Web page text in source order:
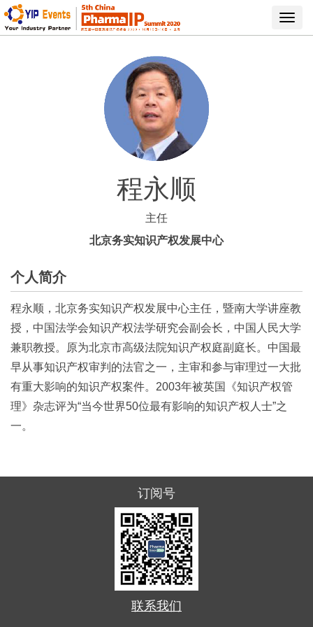
程永顺
主任
北京务实知识产权发展中心
个人简介
程永顺，北京务实知识产权发展中心主任，暨南大学讲座教
授，中国法学会知识产权法学研究会副会长，中国人民大学
兼职教授。原为北京市高级法院知识产权庭副庭长。中国最
早从事知识产权审判的法官之一，主审和参与审理过一大批
有重大影响的知识产权案件。2003年被英国《知识产权管
理》杂志评为“当今世界50位最有影响的知识产权人士”之
一。
订阅号
联系我们